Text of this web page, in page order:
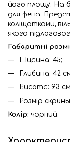
його площу. На
для фена.
коліщатками,
якого
Габаритні
Ширина: 45;
Глибина: 42
Висота: 93
Розмір
Колір: чорний.